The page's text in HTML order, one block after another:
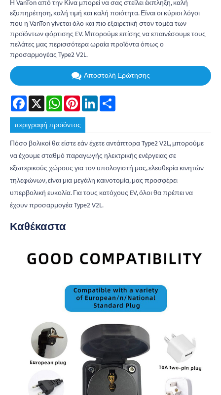
Η VanTon από την Κίνα μπορεί να σας στείλει έκπληξη, καλή
εξυπηρέτηση, καλή τιμή και καλή ποιότητα. Είναι οι κύριοι λόγοι
που η VanTon γίνεται όλο και πιο εξαιρετική στον τομέα των
προϊόντων φόρτισης EV. Μπορούμε επίσης να επαινέσουμε τους
πελάτες μας περισσότερα ωραία προϊόντα όπως ο
προσαρμογέας Type2 V2L.
Αποστολή Ερώτησης
Facebook
X WhatsAppPinterestLinkedIn
περιγραφή προϊόντος
Πόσο βολικοί θα είστε εάν έχετε αντάπτορα Type2 V2L, μπορούμε
να έχουμε σταθμό παραγωγής ηλεκτρικής ενέργειας σε
εξωτερικούς χώρους για τον υπολογιστή μας, ελευθερία κινητών
τηλεφώνων, είναι μια μεγάλη καινοτομία, μας προσφέρει
υπερβολική ευκολία. Για τους κατόχους EV, όλοι θα πρέπει να
έχουν προσαρμογέα Type2 V2L.
Καθέκαστα